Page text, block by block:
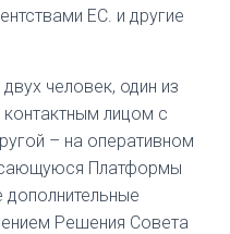
ЕС. и другие
человек, один из
лицом с
– на оперативном
Платформы
Решения Совета